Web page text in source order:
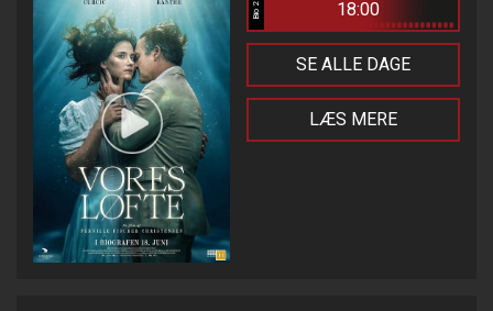
Bio 2 18:00
SE ALLE DAGE
LÆS MERE